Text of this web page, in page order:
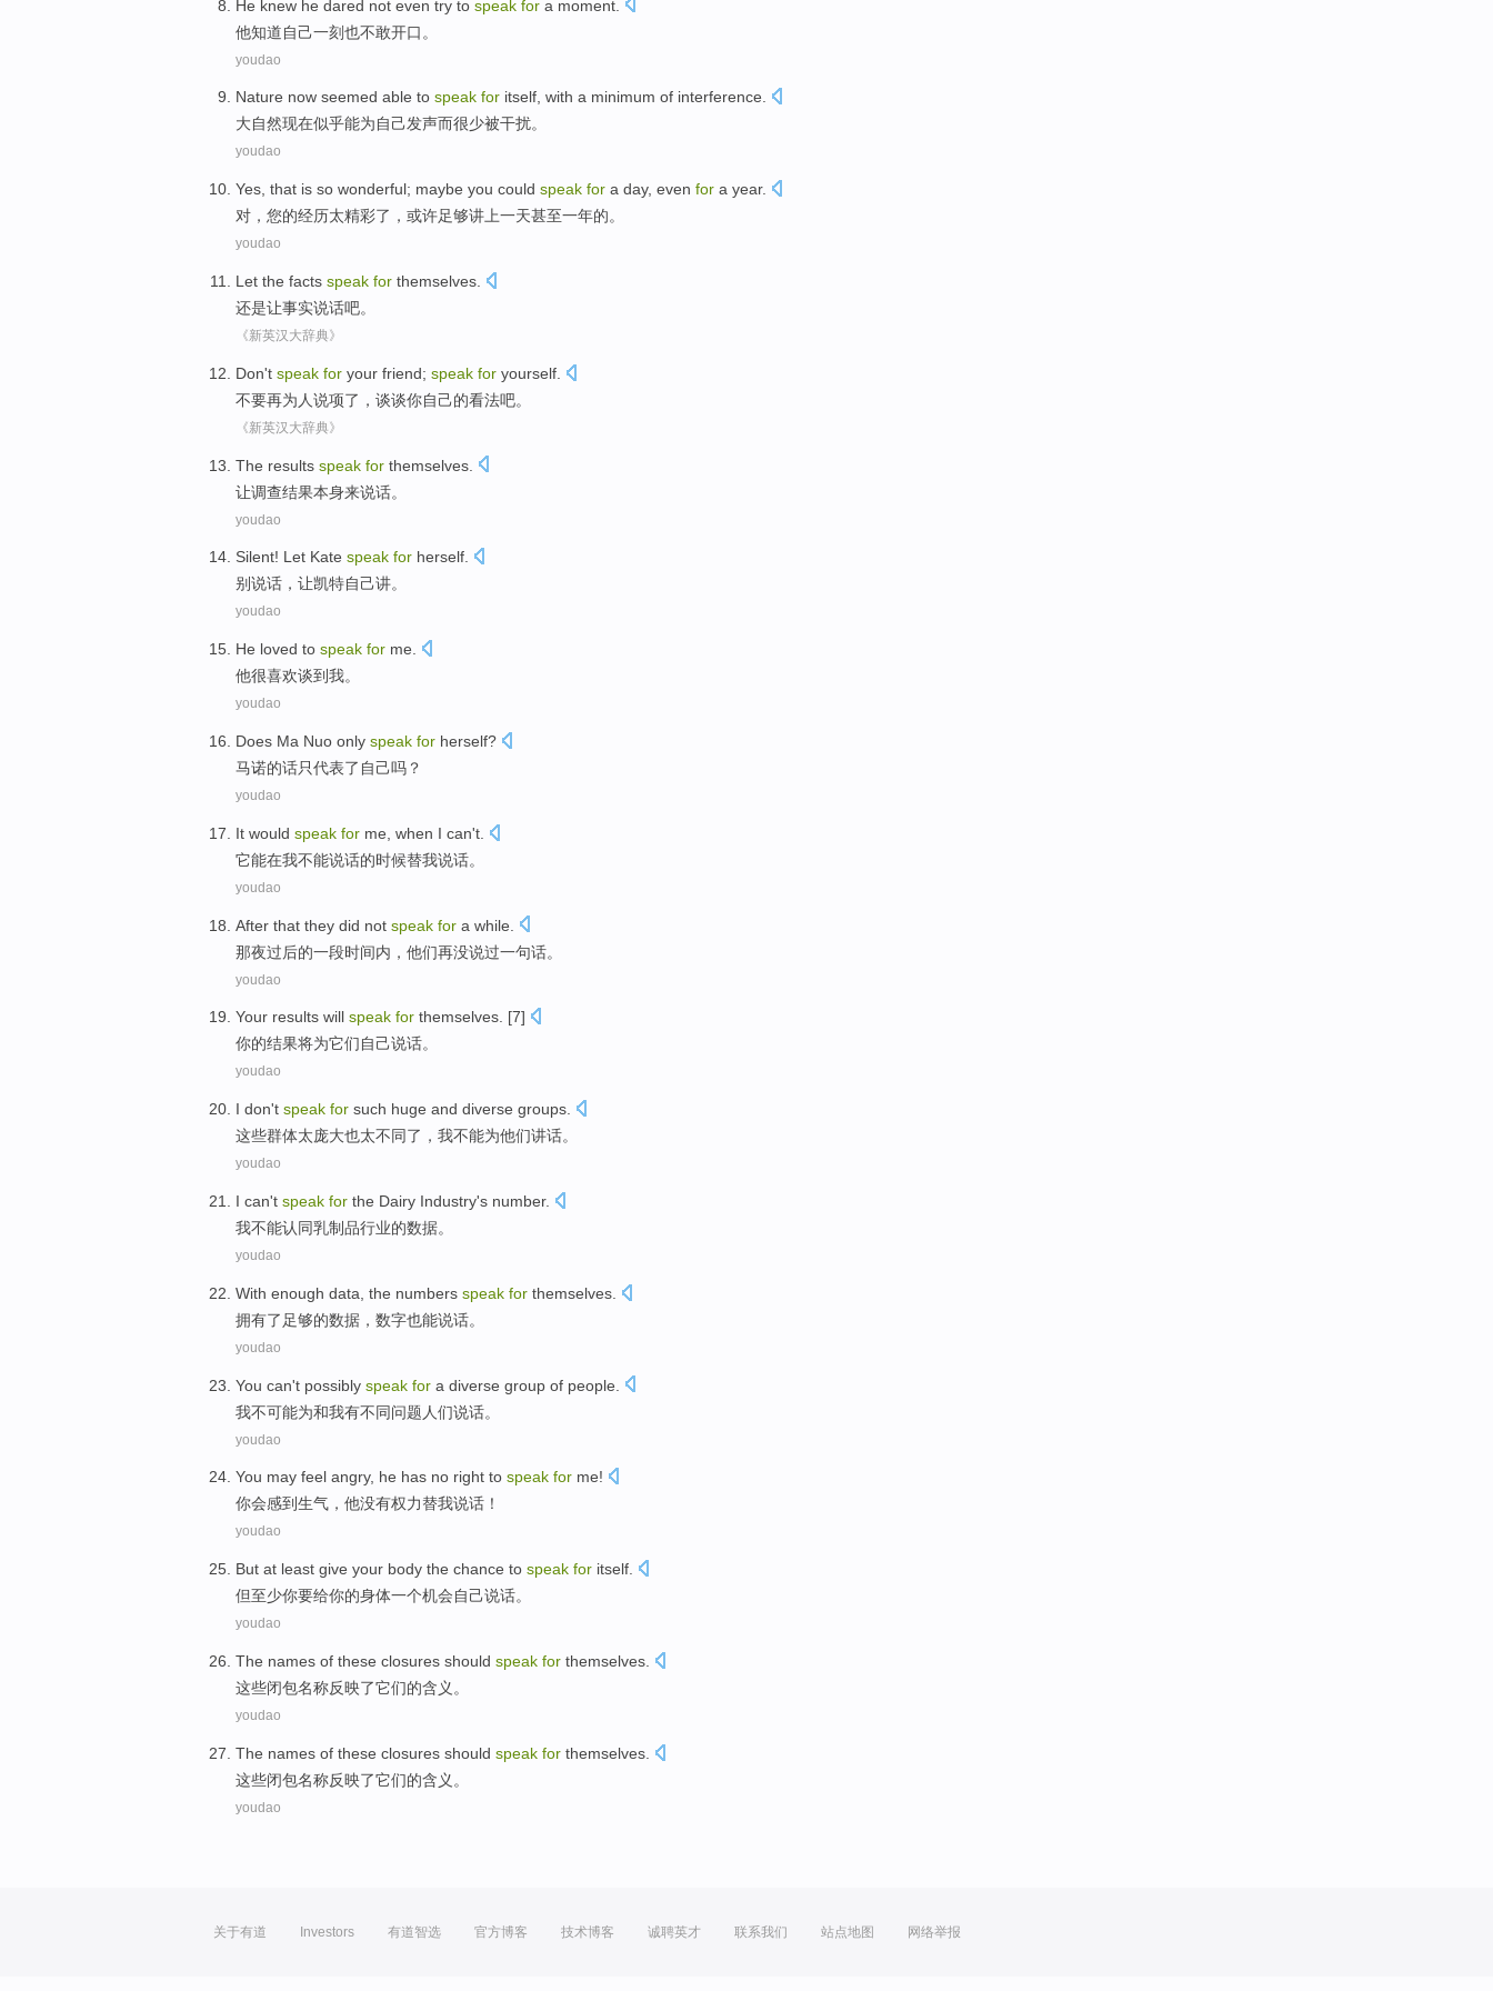
He knew he dared not even try to speak for a moment
他知道自己一刻也不敢开口 。
youdao
Nature now seemed able to speak for itself, with a minimum of interference.
大自然现在似乎能为自己发声而很少被干扰。
youdao
Yes , that is so wonderful; maybe you could speak for a day, even for a year.
对 ， 您的经历太精彩了， 或许足够讲上一天甚至一年的。
youdao
Let the facts speak for themselves
还是让事实说话吧。
《新英汉大辞典》
Don't speak for your friend; speak for yourself
不要再为人说项了 ，谈谈你自己的看法吧。
《新英汉大辞典》
The results speak for themselves
让调查结果本身来说话。
youdao
Silent! Let Kate speak for herself.
别说话， 让凯特自己讲。
youdao
He loved to speak for me
他很喜欢谈到我。
youdao
Does Ma Nuo only speak for herself?
马诺的话只代表了 自己吗？
youdao
It would speak for me when I can't
它能在我不能说话的时候替我说话。
youdao
After that they did not speak for a while
那夜过后的一段时间内， 他们再没说过一句话。
youdao
Your results will speak for themselves. [7]
你的结果将为它们自己说话。
youdao
I don't speak for such huge and diverse groups
这些群体太庞大也太不同了， 我不能为他们讲话。
youdao
I can't speak for the Dairy Industry's number.
我不能认同乳制品行业的数据。
youdao
With enough data , the numbers speak for themselves.
拥有了足够的数据 ， 数字也能说话。
youdao
You can't possibly speak for a diverse group of people
我不可能为和我有不同问题 人们说话。
youdao
You may feel angry, he has no right to speak for me!
你会感到生气 ， 他没有权力替我说话 ！
youdao
But at least give your body the chance to speak for itself
但至少你要给你的身体一个机会自己说话。
youdao
The names of these closures should speak for themselves
这些闭包名称反映了它们的含义。
youdao
The names of these closures should speak for themselves
这些闭包名称反映了它们的含义。
youdao
关于有道 Investors 有道智选 官方博客 技术博客 诚聘英才 联系我们 站点地图 网络举报